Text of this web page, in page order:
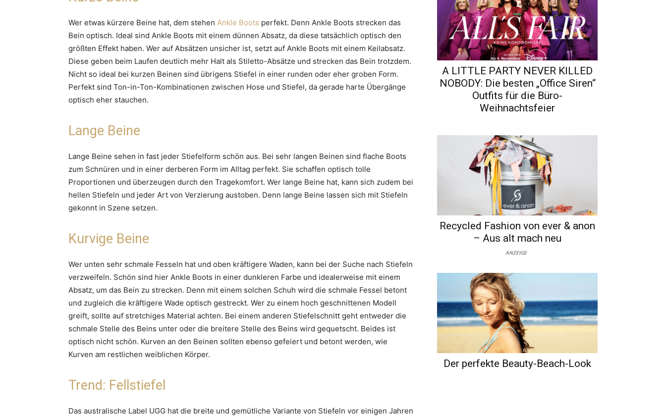
Wer etwas kürzere Beine hat, dem stehen Ankle Boots perfekt. Denn Ankle Boots strecken das
Bein optisch. Ideal sind Ankle Boots mit einem dünnen Absatz, da diese tatsächlich optisch den
größten Effekt haben. Wer auf Absätzen unsicher ist, setzt auf Ankle Boots mit einem Keilabsatz.
Diese geben beim Laufen deutlich mehr Halt als Stiletto-Absätze und strecken das Bein trotzdem.
Nicht so ideal bei kurzen Beinen sind übrigens Stiefel in einer runden oder eher groben Form.
Perfekt sind Ton-in-Ton-Kombinationen zwischen Hose und Stiefel, da gerade harte Übergänge
optisch eher stauchen.
Lange Beine
Lange Beine sehen in fast jeder Stiefelform schön aus. Bei sehr langen Beinen sind flache Boots
zum Schnüren und in einer derberen Form im Alltag perfekt. Sie schaffen optisch tolle
Proportionen und überzeugen durch den Tragekomfort. Wer lange Beine hat, kann sich zudem bei
hellen Stiefeln und jeder Art von Verzierung austoben. Denn lange Beine lassen sich mit Stiefeln
gekonnt in Szene setzen.
Kurvige Beine
Wer unten sehr schmale Fesseln hat und oben kräftigere Waden, kann bei der Suche nach Stiefeln
verzweifeln. Schön sind hier Ankle Boots in einer dunkleren Farbe und idealerweise mit einem
Absatz, um das Bein zu strecken. Denn mit einem solchen Schuh wird die schmale Fessel betont
und zugleich die kräftigere Wade optisch gestreckt. Wer zu einem hoch geschnittenen Modell
greift, sollte auf stretchiges Material achten. Bei einem anderen Stiefelschnitt geht entweder die
schmale Stelle des Beins unter oder die breitere Stelle des Beins wird gequetscht. Beides ist
optisch nicht schön. Kurven an den Beinen sollten ebenso gefeiert und betont werden, wie
Kurven am restlichen weiblichen Körper.
Trend: Fellstiefel
Das australische Label UGG hat die breite und gemütliche Variante von Stiefeln vor einigen Jahren
A LITTLE PARTY NEVER KILLED
NOBODY: Die besten „Office Siren“
Outfits für die Büro-
Weihnachtsfeier
Recycled Fashion von ever & anon
– Aus alt mach neu
ANZEIGE
Der perfekte Beauty-Beach-Look